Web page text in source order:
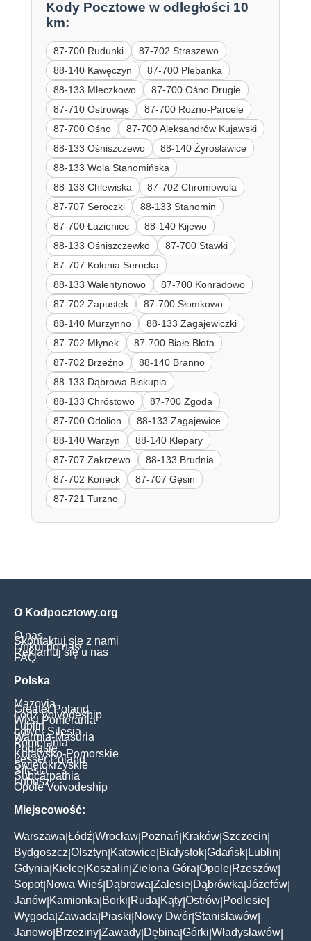
Kody Pocztowe w odległości 10
km:
87-700 Rudunki
87-702 Straszewo
88-140 Kawęczyn
87-700 Plebanka
88-133 Mleczkowo
87-700 Ośno Drugie
87-710 Ostrowąs
87-700 Rożno-Parcele
87-700 Ośno
87-700 Aleksandrów Kujawski
88-133 Ośniszczewo
88-140 Żyrosławice
88-133 Wola Stanomińska
88-133 Chlewiska
87-702 Chromowola
87-707 Seroczki
88-133 Stanomin
87-700 Łazieniec
88-140 Kijewo
88-133 Ośniszczewko
87-700 Stawki
87-707 Kolonia Serocka
88-133 Walentynowo
87-700 Konradowo
87-702 Zapustek
87-700 Słomkowo
88-140 Murzynno
88-133 Zagajewiczki
87-702 Młynek
87-700 Białe Błota
87-702 Brzeźno
88-140 Branno
88-133 Dąbrowa Biskupia
88-133 Chróstowo
87-700 Zgoda
87-700 Odolion
88-133 Zagajewice
88-140 Warzyn
88-140 Klepary
87-707 Zakrzewo
88-133 Brudnia
87-702 Koneck
87-707 Gęsin
87-721 Turzno
O Kodpocztowy.org
O nas
Skontaktuj się z nami
Linkuj do nas
Reklamuj się u nas
FAQ
Polska
Mazovia
Greater Poland
Łódź Voivodeship
West Pomerania
Lublin
Lower Silesia
Warmia-Masuria
Pomerania
Podlasie
Kujawsko-Pomorskie
Lesser Poland
Świętokrzyskie
Silesia
Subcarpathia
Lubusz
Opole Voivodeship
Miejscowość:
Warszawa Łódź Wrocław Poznań Kraków Szczecin
Bydgoszcz Olsztyn Katowice Białystok Gdańsk Lublin
Gdynia Kielce Koszalin Zielona Góra Opole Rzeszów
Sopot| Nowa Wieś Dąbrowa Zalesie Dąbrówka Józefów
Janów Kamionka Borki Ruda Kąty Ostrów Podlesie
Wygoda Zawada Piaski Nowy Dwór Stanisławów
Janowo Brzeziny Zawady Dębina Górki Władysławów